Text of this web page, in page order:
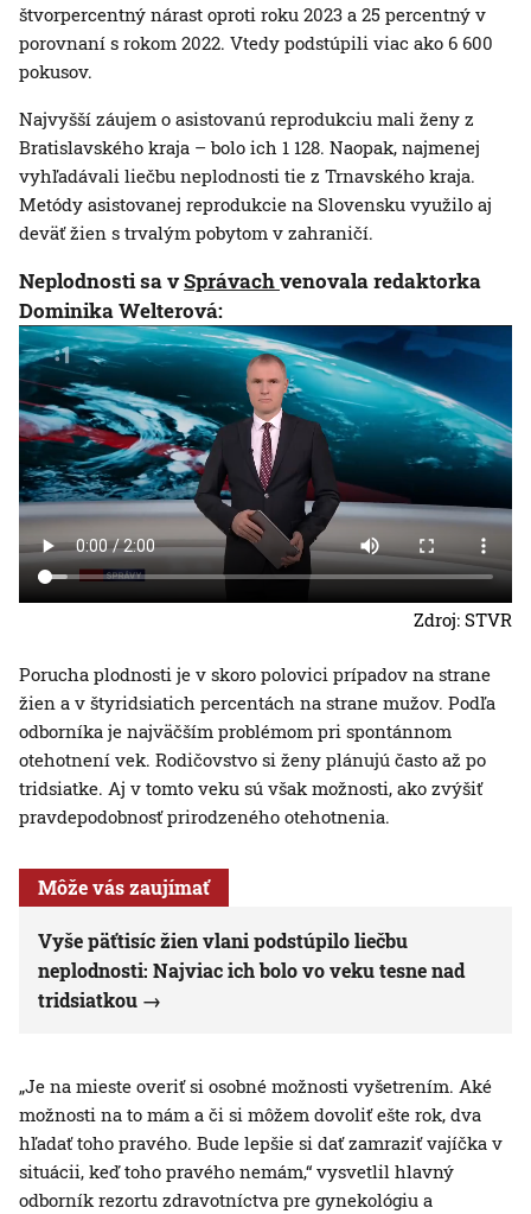
štvorpercentný nárast oproti roku 2023 a 25 percentný v
porovnaní s rokom 2022. Vtedy podstúpili viac ako 6 600
pokusov.
Najvyšší záujem o asistovanú reprodukciu mali ženy z
Bratislavského kraja – bolo ich 1 128. Naopak, najmenej
vyhľadávali liečbu neplodnosti tie z Trnavského kraja.
Metódy asistovanej reprodukcie na Slovensku využilo aj
deväť žien s trvalým pobytom v zahraničí.
Neplodnosti sa vSprávachvenovala redaktorka
Dominika Welterová:
Zdroj: STVR
Porucha plodnosti je v skoro polovici prípadov na strane
žien a v štyridsiatich percentách na strane mužov. Podľa
odborníka je najväčším problémom pri spontánnom
otehotnení vek. Rodičovstvo si ženy plánujú často až po
tridsiatke. Aj v tomto veku sú však možnosti, ako zvýšiť
pravdepodobnosť prirodzeného otehotnenia.
Môže vás zaujímať
Vyše päťtisíc žien vlani podstúpilo liečbu
neplodnosti: Najviac ich bolo vo veku tesne nad
tridsiatkou
„Je na mieste overiť si osobné možnosti vyšetrením. Aké
možnosti na to mám a či si môžem dovoliť ešte rok, dva
hľadať toho pravého. Bude lepšie si dať zamraziť vajíčka v
situácii, keď toho pravého nemám,“ vysvetlil hlavný
odborník rezortu zdravotníctva pre gynekológiu a